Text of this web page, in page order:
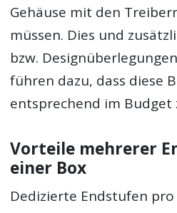
Gehäuse mit den
müssen. Dies und
bzw.
führen dazu, dass diese
entsprechend im Budget
Vorteile mehrerer
einer Box
Dedizierte Endstufen